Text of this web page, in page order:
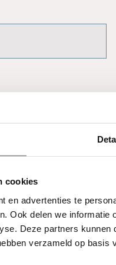
cookies
en advertenties te
Ook delen we
Deze partners
verzameld op basis
All rights reserved.